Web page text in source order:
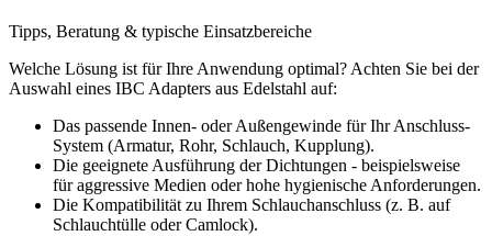
Tipps, Beratung & typische Einsatzbereiche
Welche Lösung ist für Ihre Anwendung optimal? Achten Sie bei der
Auswahl eines IBC Adapters aus Edelstahl auf:
Das passende Innen- oder Außengewinde für Ihr Anschluss-
System (Armatur, Rohr, Schlauch, Kupplung).
Die geeignete Ausführung der Dichtungen - beispielsweise
für aggressive Medien oder hohe hygienische Anforderungen.
Die Kompatibilität zu Ihrem Schlauchanschluss (z. B. auf
Schlauchtülle oder Camlock).